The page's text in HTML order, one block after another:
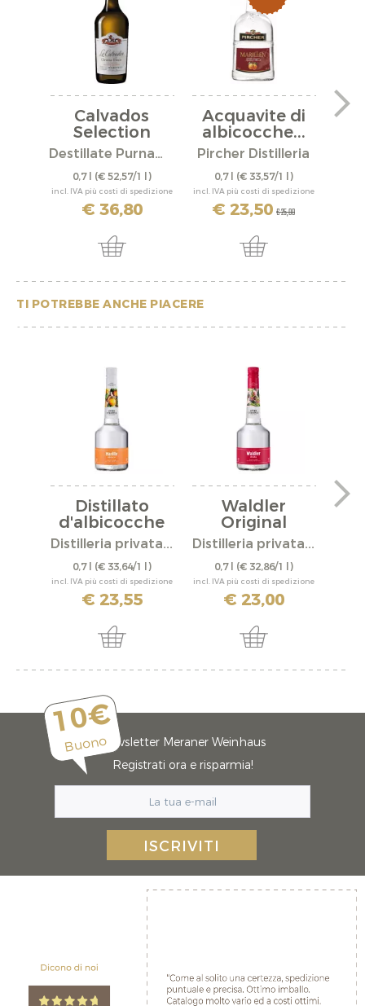
Calvados
Selection
Christian...Destillate Purnamh
0,7 l (€ 52,57/1 l)
incl. IVA più costi di spedizione
€ 36,80
Acquavite di
albicocche...
Pircher Distilleria
0,7 l (€ 33,57/1 l)
incl. IVA più costi di spedizione
€ 23,50 € 25,80
TI POTREBBE ANCHE PIACERE
Distillato
d'albicocche
Distilleria privata...
0,7 l (€ 33,64/1 l)
incl. IVA più costi di spedizione
€ 23,55
Waldler
Original
Distilleria privata...
0,7 l (€ 32,86/1 l)
incl. IVA più costi di spedizione
€ 23,00
10€
BuonoNewsletter Meraner Weinhaus
Registrati ora e risparmia!
ISCRIVITI